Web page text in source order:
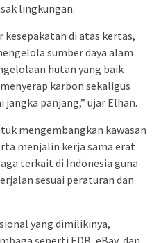
lingkungan.
kesepakatan di atas kertas,
sumber daya alam
hutan yang baik
karbon sekaligus
panjang,” ujar Elhan.
mengembangkan kawasan
menjalin kerja sama erat
terkait di Indonesia guna
sesuai peraturan dan
yang dimilikinya,